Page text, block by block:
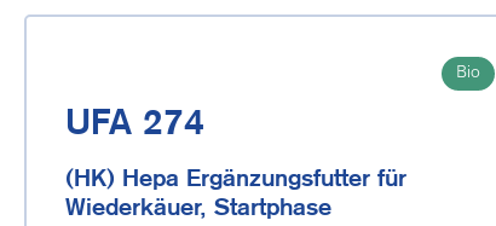
Bio
UFA 274
(HK) Hepa Ergänzungsfutter für
Wiederkäuer, Startphase